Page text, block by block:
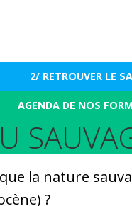
2/ RETROUVER LE
AGENDA DE NOS
la nature
?